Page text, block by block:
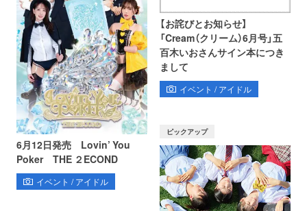
6月12日発売 Lovin’ You
Poker THE ２ECOND
イベント / アイドル
【お詫びとお知らせ】
「Cream（クリーム）6月号」五
百木いおさんサイン本につき
まして
イベント / アイドル
ピックアップ